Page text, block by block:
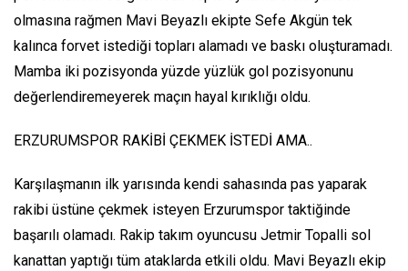
olmasına rağmen Mavi Beyazlı ekipte Sefe Akgün tek
kalınca forvet istediği topları alamadı ve baskı oluşturamadı.
Mamba iki pozisyonda yüzde yüzlük gol pozisyonunu
değerlendiremeyerek maçın hayal kırıklığı oldu.
ERZURUMSPOR RAKİBİ ÇEKMEK İSTEDİ AMA..
Karşılaşmanın ilk yarısında kendi sahasında pas yaparak
rakibi üstüne çekmek isteyen Erzurumspor taktiğinde
başarılı olamadı. Rakip takım oyuncusu Jetmir Topalli sol
kanattan yaptığı tüm ataklarda etkili oldu. Mavi Beyazlı ekip